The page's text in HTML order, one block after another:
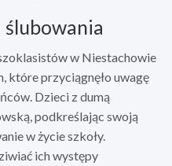
ślubowania
w Niestachowie
które przyciągnęło uwagę
Dzieci z dumą
podkreślając swoją
w życie szkoły.
ich występy